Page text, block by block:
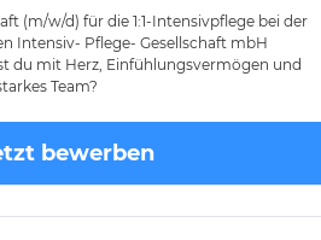
(m/w/d) für die 1:1-Intensivpflege bei der
Intensiv- Pflege- Gesellschaft mbH
du mit Herz, Einfühlungsvermögen und
Team?
bewerben